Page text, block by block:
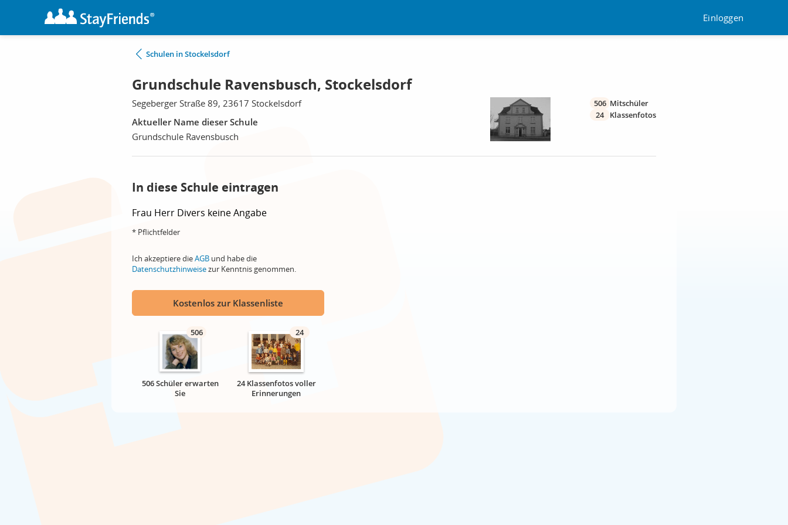
Einloggen
Schulen in Stockelsdorf
Grundschule Ravensbusch, Stockelsdorf
Segeberger Straße 89, 23617 Stockelsdorf
Aktueller Name dieser Schule
Grundschule Ravensbusch
506 Mitschüler
24
Klassenfotos
In diese Schule eintragen
Frau Herr Divers keine Angabe
* Pflichtfelder
Ich akzeptiere dieAGB und habe die
Datenschutzhinweisezur Kenntnis genommen.
Kostenlos zur Klassenliste
506
506 Schüler erwarten
Sie
24
24 Klassenfotos voller
Erinnerungen